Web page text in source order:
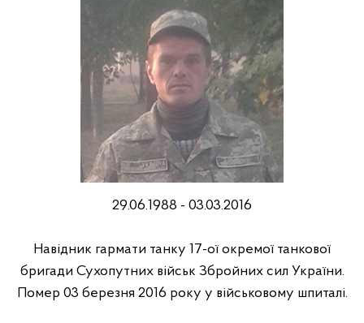
29.06.1988 - 03.03.2016
Hавідник гармати танку 17-ої окремої танкової
бригади Сухопутних військ Збройних сил України.
Помер 03 березня 2016 року у військовому шпиталі.